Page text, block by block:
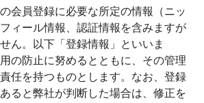
会員登録に必要な所定の情報（ニッ
ィール情報、認証情報を含みますが
ん。以下「登録情報」といいま
の防止に努めるとともに、その管理
任を持つものとします。なお、登録
ると弊社が判断した場合は、修正を